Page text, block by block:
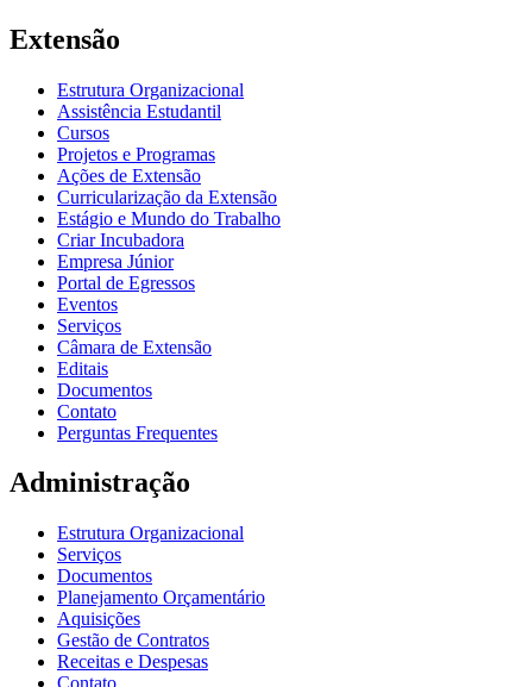
Extensão
Estrutura Organizacional
Assistência Estudantil
Cursos
Projetos e Programas
Ações de Extensão
Curricularização da Extensão
Estágio e Mundo do Trabalho
Criar Incubadora
Empresa Júnior
Portal de Egressos
Eventos
Serviços
Câmara de Extensão
Editais
Documentos
Contato
Perguntas Frequentes
Administração
Estrutura Organizacional
Serviços
Documentos
Planejamento Orçamentário
Aquisições
Gestão de Contratos
Receitas e Despesas